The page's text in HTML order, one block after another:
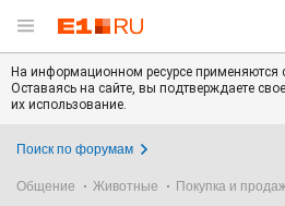
На информационном ресурсе применяются
Оставаясь на сайте, вы подтверждаете свое
их использование.
Поиск по форумам
Общение Животные Покупка и